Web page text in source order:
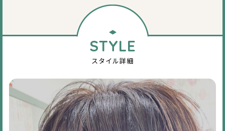
STYLE
スタイル詳細